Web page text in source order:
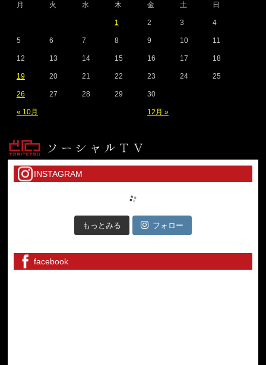
月 火 水 木 金 土 日
« 10月 12月 »
1 2 3 4
5 6 7 8 9 10 11
12 13 14 15 16 17 18
19 20 21 22 23 24 25
26 27 28 29 30
INSTAGRAM
もっとみる フォロー
facebook